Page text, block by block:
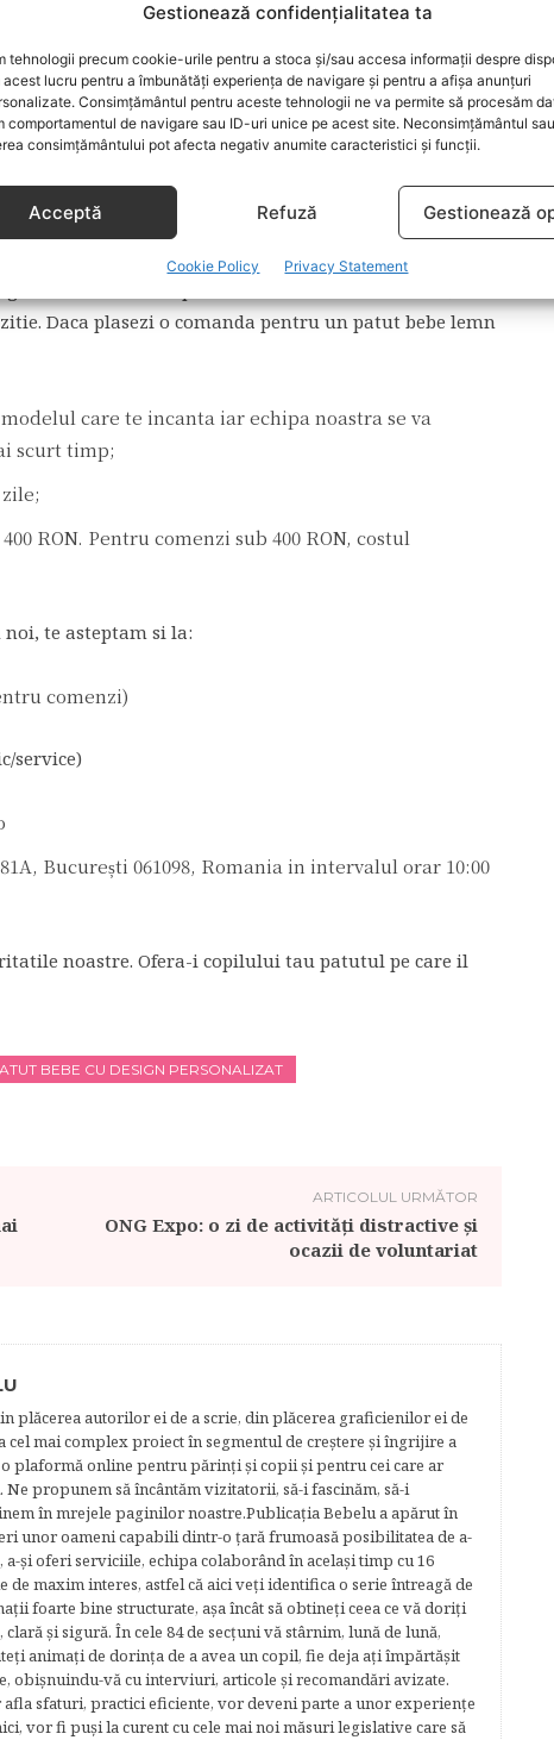
Gestionează confidențialitatea ta
tehnologii precum cookie-urile pentru a stoca și/sau accesa informații despre
acest lucru pentru a îmbunătăți experiența de navigare și pentru a afișa anunțuri
Consimțământul pentru aceste tehnologii ne va permite să procesăm
comportamentul de navigare sau ID-uri unice pe acest site. Neconsimțământul sau
consimțământului pot afecta negativ anumite caracteristici și funcții.
Acceptă Refuză Gestionează
Cookie Policy Privacy Statement
o saltea ergonomia inclusa, iar la fiecare dintre
de minim un an. Toate modelele sunt usor de
oricarei camere de copil.
cu toate normele de siguranta impuse de Uniunea
cm iar marginile patutului sunt rotunjite pentru a se
si confortabile pentru odihna bebelusului tau,
Daca plasezi o comanda pentru un patut bebe lemn
care te incanta iar echipa noastra se va
scurt timp;
RON. Pentru comenzi sub 400 RON, costul
te asteptam si la:
comenzi)
București 061098, Romania in intervalul orar 10:00
noastre. Ofera-i copilului tau patutul pe care il
BEBE CU DESIGN PERSONALIZAT
ARTICOLUL URMĂTOR
ONG Expo: o zi de activități distractive și
ocazii de voluntariat
plăcerea autorilor ei de a scrie, din plăcerea graficienilor ei de
cel mai complex proiect în segmentul de creştere şi îngrijire a
plaformă online pentru părinţi şi copii şi pentru cei care ar
propunem să încântăm vizitatorii, să-i fascinăm, să-i
în mrejele paginilor noastre.​ Publicația Bebelu a apărut în
unor oameni capabili dintr-o ţară frumoasă posibilitatea de a-
a-şi oferi serviciile, echipa colaborând în acelaşi timp cu 16
de maxim interes, astfel că aici veţi identifica o serie întreagă de
foarte bine structurate, aşa încât să obtineţi ceea ce vă doriţi
şi sigură. În cele 84 de secțuni vă stârnim, lună de lună,
animaţi de dorinţa de a avea un copil, fie deja aţi împărtăşit
obişnuindu-vă cu interviuri, articole şi recomandări avizate.
sfaturi, practici eficiente, vor deveni parte a unor experienţe
vor fi puşi la curent cu cele mai noi măsuri legislative care să